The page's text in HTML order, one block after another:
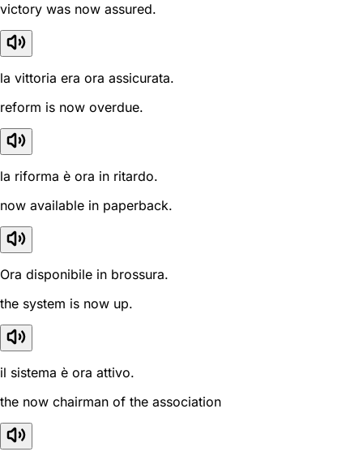
victory was now assured.
la vittoria era ora assicurata.
reform is now overdue.
la riforma è ora in ritardo.
now available in paperback.
Ora disponibile in brossura.
the system is now up.
il sistema è ora attivo.
the now chairman of the association